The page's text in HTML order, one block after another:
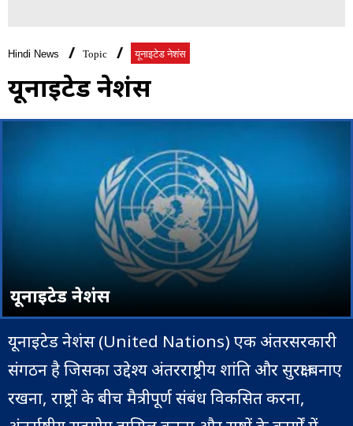
Hindi News Topic यूनाइटेड नेशंस
यूनाइटेड नेशंस
यूनाइटेड नेशंस
यूनाइटेड नेशंस (United Nations) एक अंतरसरकारी
संगठन है जिसका उद्देश्य अंतरराष्ट्रीय शांति और सुरक्षा बनाए
रखना, राष्ट्रों के बीच मैत्रीपूर्ण संबंध विकसित करना,